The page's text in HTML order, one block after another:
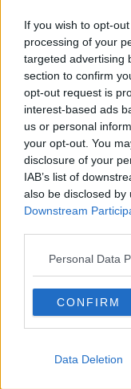
If you wish to opt-
processing of your
targeted advertising
section to confirm
opt-out request is
interest-based ads
us or personal
your opt-out. You
disclosure of your
IAB’s list of
also be disclosed
Downstream
Personal Data
CONFIRM
Data Deletion
Ottobre
linea
Il caso
Elezioni
Parco Alpi
Treni in
Ferrovia
Sette
Un
Sui piccoli